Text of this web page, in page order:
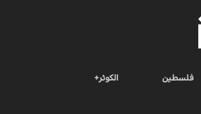
فلسطين الكوثر+